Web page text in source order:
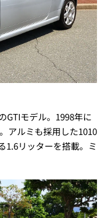
GTIモデル。1998年に
アルミも採用した1010
1.6リッターを搭載。ミ